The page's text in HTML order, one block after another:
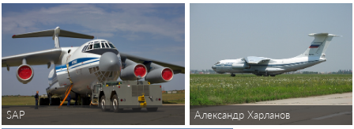
SAP Александр Харланов